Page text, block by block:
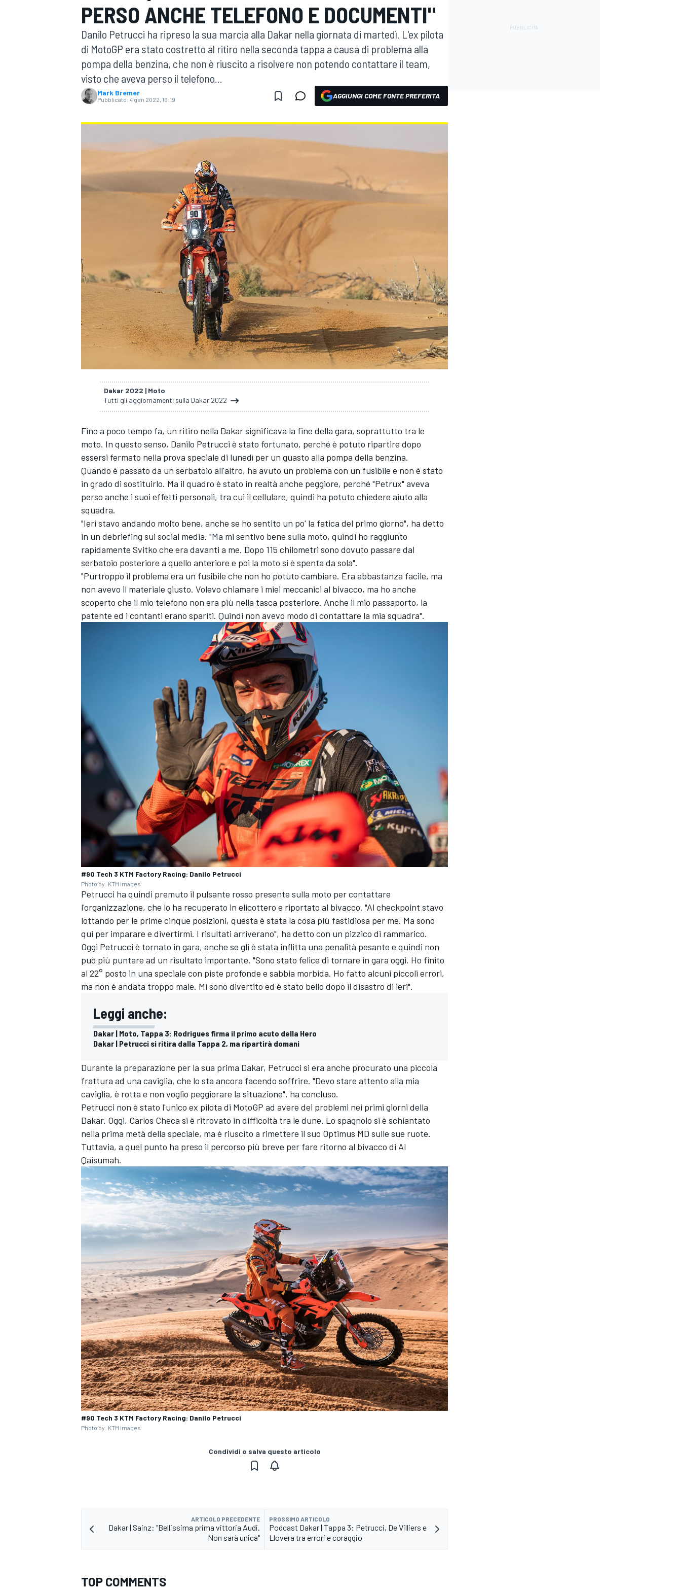
MOTOGP WEC
WRC
MONOPOSTO
ENDURANCE/GT
MONOMARCA
RALLY
PERSO ANCHE TELEFONO E DOCUMENTI"
Danilo Petrucci ha ripreso la sua marcia alla Dakar nella giornata di martedì. L'ex pilota
di MotoGP era stato costretto al ritiro nella seconda tappa a causa di problema alla
pompa della benzina, che non è riuscito a risolvere non potendo contattare il team,
visto che aveva perso il telefono...
Mark Bremer
Pubblicato: 4 gen 2022, 16:19 AGGIUNGI COME FONTE PREFERITA
Dakar 2022 | Moto
Tutti gli aggiornamenti sulla Dakar 2022
Fino a poco tempo fa, un ritiro nella Dakar significava la fine della gara, soprattutto tra le
moto. In questo senso, Danilo Petrucci è stato fortunato, perché è potuto ripartire dopo
essersi fermato nella prova speciale di lunedì per un guasto alla pompa della benzina.
Quando è passato da un serbatoio all'altro, ha avuto un problema con un fusibile e non è stato
in grado di sostituirlo. Ma il quadro è stato in realtà anche peggiore, perché "Petrux" aveva
perso anche i suoi effetti personali, tra cui il cellulare, quindi ha potuto chiedere aiuto alla
squadra.
"Ieri stavo andando molto bene, anche se ho sentito un po' la fatica del primo giorno", ha detto
in un debriefing sui social media. "Ma mi sentivo bene sulla moto, quindi ho raggiunto
rapidamente Svitko che era davanti a me. Dopo 115 chilometri sono dovuto passare dal
serbatoio posteriore a quello anteriore e poi la moto si è spenta da sola".
"Purtroppo il problema era un fusibile che non ho potuto cambiare. Era abbastanza facile, ma
non avevo il materiale giusto. Volevo chiamare i miei meccanici al bivacco, ma ho anche
scoperto che il mio telefono non era più nella tasca posteriore. Anche il mio passaporto, la
patente ed i contanti erano spariti. Quindi non avevo modo di contattare la mia squadra".
#90 Tech 3 KTM Factory Racing: Danilo Petrucci
Photo by: KTM Images
Petrucci ha quindi premuto il pulsante rosso presente sulla moto per contattare
l'organizzazione, che lo ha recuperato in elicottero e riportato al bivacco. "Al checkpoint stavo
lottando per le prime cinque posizioni, questa è stata la cosa più fastidiosa per me. Ma sono
qui per imparare e divertirmi. I risultati arriverano", ha detto con un pizzico di rammarico.
Oggi Petrucci è tornato in gara, anche se gli è stata inflitta una penalità pesante e quindi non
può più puntare ad un risultato importante. "Sono stato felice di tornare in gara oggi. Ho finito
al 22° posto in una speciale con piste profonde e sabbia morbida. Ho fatto alcuni piccoli errori,
ma non è andata troppo male. Mi sono divertito ed è stato bello dopo il disastro di ieri".
Leggi anche:
Dakar | Moto, Tappa 3: Rodrigues firma il primo acuto della Hero
Dakar | Petrucci si ritira dalla Tappa 2, ma ripartirà domani
Durante la preparazione per la sua prima Dakar, Petrucci si era anche procurato una piccola
frattura ad una caviglia, che lo sta ancora facendo soffrire. "Devo stare attento alla mia
caviglia, è rotta e non voglio peggiorare la situazione", ha concluso.
Petrucci non è stato l'unico ex pilota di MotoGP ad avere dei problemi nei primi giorni della
Dakar. Oggi, Carlos Checa si è ritrovato in difficoltà tra le dune. Lo spagnolo si è schiantato
nella prima metà della speciale, ma è riuscito a rimettere il suo Optimus MD sulle sue ruote.
Tuttavia, a quel punto ha preso il percorso più breve per fare ritorno al bivacco di Al
Qaisumah.
#90 Tech 3 KTM Factory Racing: Danilo Petrucci
Photo by: KTM Images
Condividi o salva questo articolo
ARTICOLO PRECEDENTE
Dakar | Sainz: "Bellissima prima vittoria Audi.
Non sarà unica"
PROSSIMO ARTICOLO
Podcast Dakar | Tappa 3: Petrucci, De Villiers e
Llovera tra errori e coraggio
TOP COMMENTS